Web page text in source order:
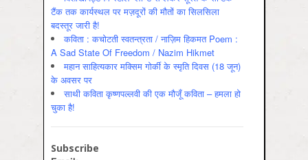
टैंक तक कार्यस्थल पर मज़दूरों की मौतों का सिलसिला
बदस्तूर जारी है!
कविता : कचोटती स्वतन्त्रता / नाज़िम हिकमत Poem :
A Sad State Of Freedom / Nazim Hikmet
महान साहित्यकार मक्सिम गोर्की के स्मृति दिवस (18 जून)
के अवसर पर
साथी कविता कृष्णपल्लवी की एक मौजूँ कविता – हमला हो
चुका है!
Subscribe